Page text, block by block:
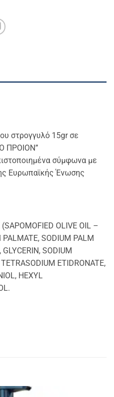
στρογγυλό 15gr σε
ΠΡΟΙΟΝ”
σύμφωνα με
Ευρωπαϊκής Ένωσης
OLIVE OIL –
PALMATE, SODIUM PALM
SODIUM
ETIDRONATE,
HEXYL